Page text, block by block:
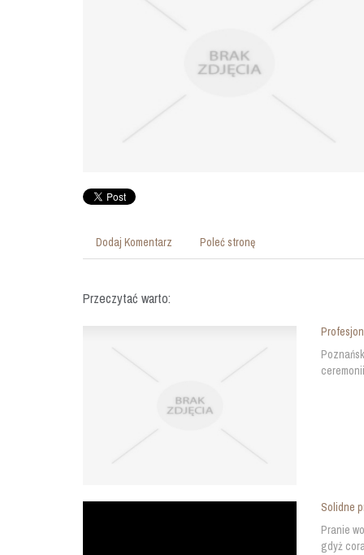
Dodaj Komentarz Poleć stronę
Przeczytać warto:
Solidne
Pranie
gdyż